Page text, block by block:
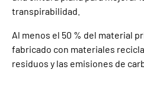
transpirabilidad.
Al menos el 50 % del material
fabricado con materiales
residuos y las emisiones de